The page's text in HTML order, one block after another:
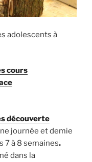
adolescents à
cours
découverte
journée et demie
7 à 8 semaines.
dans la